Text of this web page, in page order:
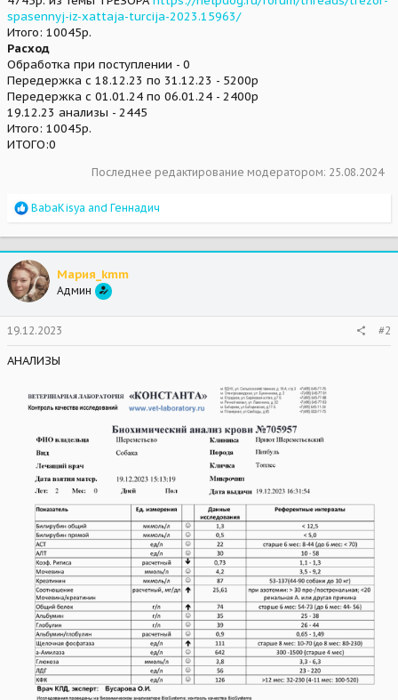
spasennyj-iz-xattaja-turcija-2023.15963/
Итого: 10045р.
Расход
Обработка при поступлении - 0
Передержка с 18.12.23 по 31.12.23 - 5200р
Передержка с 01.01.24 по 06.01.24 - 2400р
19.12.23 анализы - 2445
Итого: 10045р.
ИТОГО:0
Последнее редактирование модератором: 25.08.2024
R
a
c
t
i
o
n
s
:
BabaKisya and Геннадич
Мария_kmm
Админ
19.12.2023 #2
АНАЛИЗЫ